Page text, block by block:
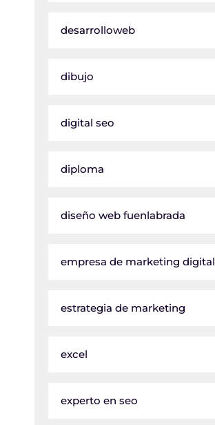
desarrolloweb
dibujo
digital seo
diploma
diseño web fuenlabrada
empresa de marketing digital
estrategia de marketing
excel
experto en seo